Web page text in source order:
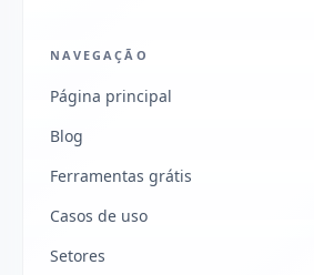
NAVEGAÇÃO
Página principal
Blog
Ferramentas grátis
Casos de uso
Setores